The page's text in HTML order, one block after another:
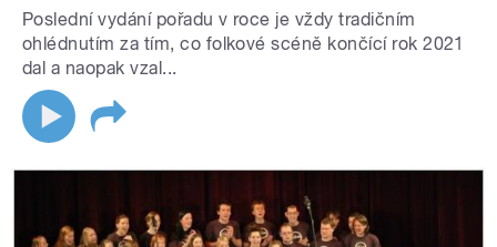
Poslední vydání pořadu v roce je vždy tradičním
ohlédnutím za tím, co folkové scéně končící rok 2021
dal a naopak vzal...